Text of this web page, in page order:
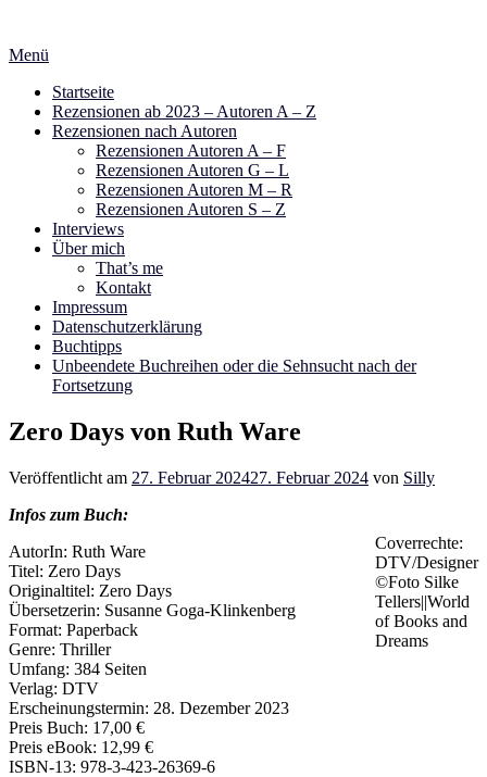
springen
Menü
Startseite
Rezensionen ab 2023 – Autoren A – Z
Rezensionen nach Autoren
Rezensionen Autoren A – F
Rezensionen Autoren G – L
Rezensionen Autoren M – R
Rezensionen Autoren S – Z
Interviews
Über mich
That’s me
Kontakt
Impressum
Datenschutzerklärung
Buchtipps
Unbeendete Buchreihen oder die Sehnsucht nach der
Fortsetzung
Zero Days von Ruth Ware
Veröffentlicht am 27. Februar 202427. Februar 2024 von Silly
Coverrechte:
DTV/Designer
©Foto Silke
Tellers||World
of Books and
Dreams
Infos zum Buch:
AutorIn: Ruth Ware
Titel: Zero Days
Originaltitel: ‎Zero Days
Übersetzerin: Susanne Goga-Klinkenberg
Format: Paperback
Genre: Thriller
Umfang: 384 Seiten
Verlag: DTV
Erscheinungstermin: 28. Dezember 2023
Preis Buch: 17,00 €
Preis eBook: 12,99 €
ISBN-13: 978-3-423-26369-6